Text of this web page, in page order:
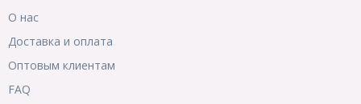
О нас
Доставка и оплата
Оптовым клиентам
FAQ